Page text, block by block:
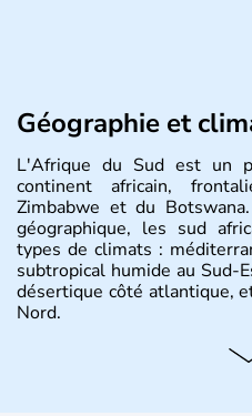
Géographie et
L'Afrique du Sud est un
continent africain,
Zimbabwe et du
géographique, les sud
types de climats :
subtropical humide au Sud-
désertique côté atlantique,
Nord.
Histoire et